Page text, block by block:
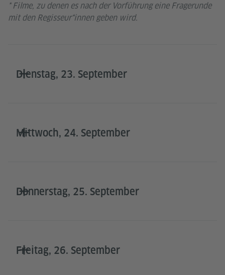
* Filme, zu denen es nach der Vorführung eine Fragerunde
mit den Regisseur*innen geben wird.
Dienstag, 23. September
Mittwoch, 24. September
Donnerstag, 25. September
Freitag, 26. September